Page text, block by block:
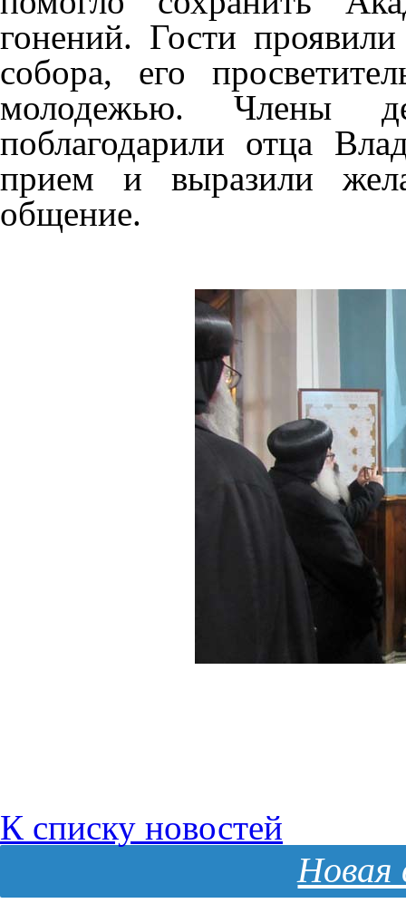
гонений. Гости
собора, его
молодежью. Члены
поблагодарили отца
прием и выразили
общение.
К списку новостей
Новая